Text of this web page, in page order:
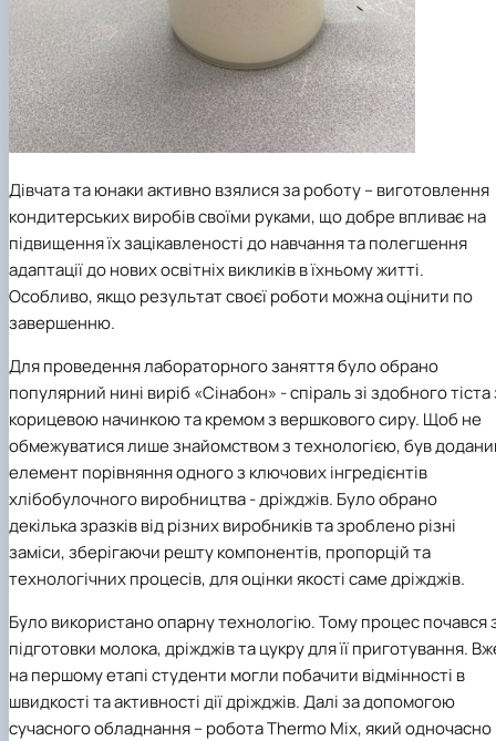
Дівчата та юнаки активно взялися за роботу – виготовлення
кондитерських виробів своїми руками, що добре впливає на
підвищення їх зацікавленості до навчання та полегшення
адаптації до нових освітніх викликів в їхньому житті.
Особливо, якщо результат своєї роботи можна оцінити по
завершенню.
Для проведення лабораторного заняття було обрано
популярний нині виріб «Сінабон» - спіраль зі здобного тіста
корицевою начинкою та кремом з вершкового сиру. Щоб не
обмежуватися лише знайомством з технологією, був
елемент порівняння одного з ключових інгредієнтів
хлібобулочного виробництва - дріжджів. Було обрано
декілька зразків від різних виробників та зроблено різні
заміси, зберігаючи решту компонентів, пропорцій та
технологічних процесів, для оцінки якості саме дріжджів.
Було використано опарну технологію. Тому процес почався
підготовки молока, дріжджів та цукру для її приготування.
на першому етапі студенти могли побачити відмінності в
швидкості та активності дії дріжджів. Далі за допомогою
сучасного обладнання – робота Thermo Mix, який одночасно